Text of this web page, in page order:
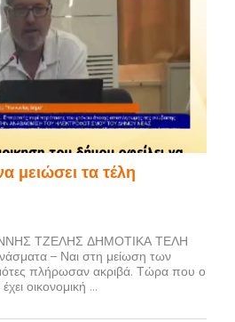
μειώσει τα τέλη
ΤΖΕΛΗΣ ΔΗΜΟΤΙΚΑ ΤΕΛΗ
– Ναι στη μείωση των
πλήρωσαν ακριβά. Τώρα που ο
οικονομική ...